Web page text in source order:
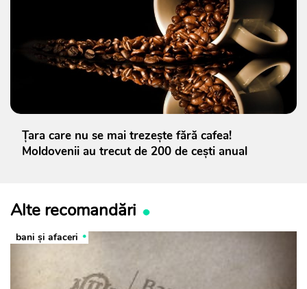
Țara care nu se mai trezește fără cafea!
Moldovenii au trecut de 200 de cești anual
Alte recomandări
bani și afaceri